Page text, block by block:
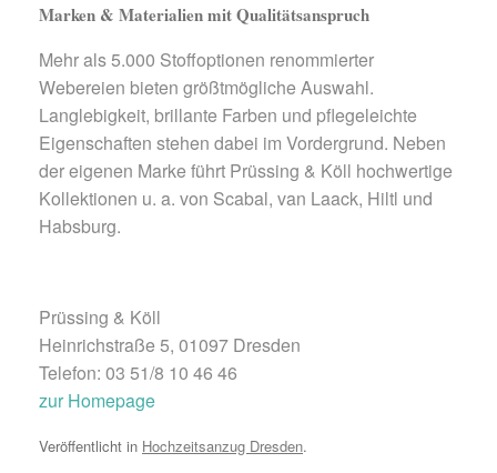
Marken & Materialien mit Qualitätsanspruch
Mehr als 5.000 Stoffoptionen renommierter
Webereien bieten größtmögliche Auswahl.
Langlebigkeit, brillante Farben und pflegeleichte
Eigenschaften stehen dabei im Vordergrund. Neben
der eigenen Marke führt Prüssing & Köll hochwertige
Kollektionen u. a. von Scabal, van Laack, Hiltl und
Habsburg.
Prüssing & Köll
Heinrichstraße 5, 01097 Dresden
Telefon: 03 51/8 10 46 46
zur Homepage
Veröffentlicht in Hochzeitsanzug Dresden.